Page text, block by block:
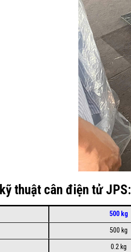
thuật cân điện tử JPS:
500 kg
500 kg
0.2 kg